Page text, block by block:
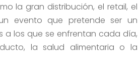
la gran distribución, el retail, el
evento que pretende ser un
a los que se enfrentan cada día,
la salud alimentaria o la